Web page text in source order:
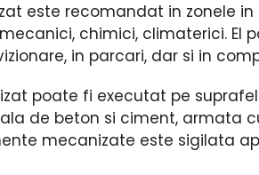
este recomandat in zonele
chimici, climaterici. El
in parcari, dar si in
poate fi executat pe
de beton si ciment, armata
mecanizate este sigilata